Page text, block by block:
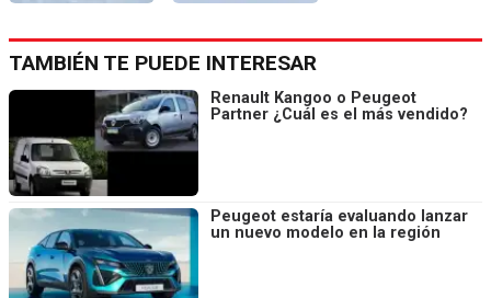
TAMBIÉN TE PUEDE INTERESAR
Renault Kangoo o Peugeot
Partner ¿Cuál es el más vendido?
Peugeot estaría evaluando lanzar
un nuevo modelo en la región